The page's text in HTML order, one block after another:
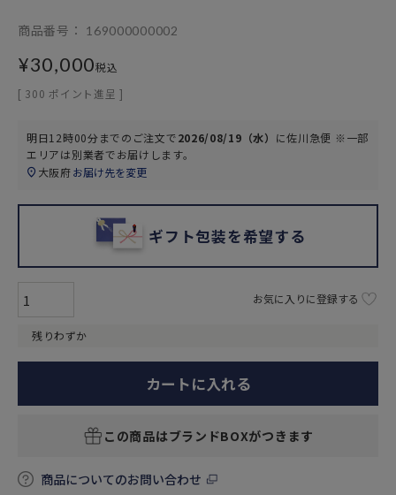
商品番号 169000000002
¥30,000税込
[ 300 ポイント進呈 ]
明日12時00分までのご注文で2026/08/19（水） に佐川急便 ※一部
エリアは別業者でお届けします。
大阪府お届け先を変更
ギフト包装を希望する
残りわずか
お気に入りに登録する
カートに入れる
この商品はブランドBOXがつきます
商品についてのお問い合わせ